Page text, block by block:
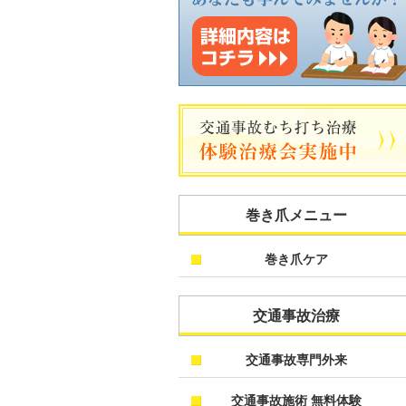
巻き爪メニュー
巻き爪ケア
交通事故治療
交通事故専門外来
交通事故施術 無料体験